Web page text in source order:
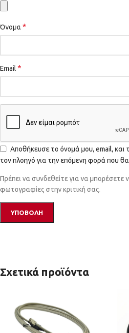
Όνομα *
Email *
Αποθήκευσε το όνομά μου, email, και
τον πλοηγό για την επόμενη φορά που
Πρέπει να συνδεθείτε για να μπορέσετε
φωτογραφίες στην κριτική σας.
Σχετικά προϊόντα